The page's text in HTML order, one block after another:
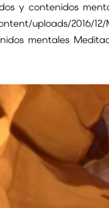
y contenidos
uploads/2016/12/
mentales